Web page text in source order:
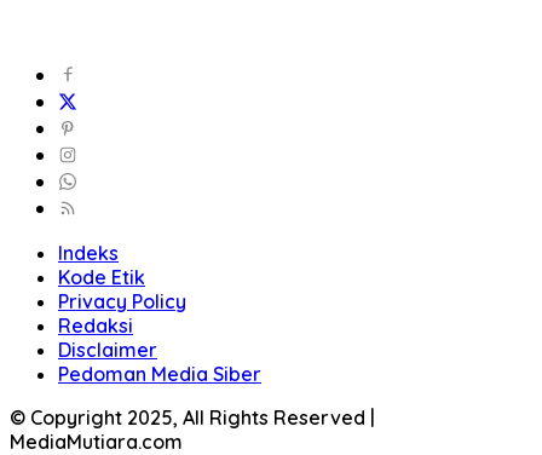
Indeks
Kode Etik
Privacy Policy
Redaksi
Disclaimer
Pedoman Media Siber
© Copyright 2025, All Rights Reserved |
MediaMutiara.com